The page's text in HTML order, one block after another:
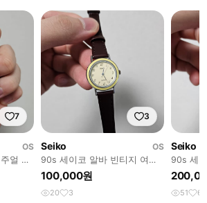
7
OS
얼 시
3
Seiko
OS
90s 세이코 알바 빈티지 여성
쿼츠 시계 Seiko ladies
100,000원
20 3
Seiko
90s 세
시계
51 6